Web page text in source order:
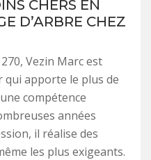
CHERS EN
D’ARBRE CHEZ
Vezin Marc est
qui apporte le plus de
compétence
années
il réalise des
les plus exigeants.